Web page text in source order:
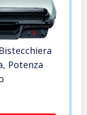
Potenza